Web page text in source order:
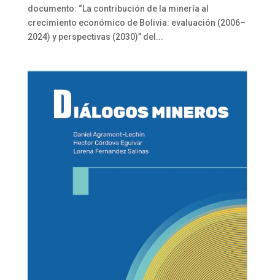
documento: “La contribución de la minería al
crecimiento económico de Bolivia: evaluación (2006–
2024) y perspectivas (2030)” del...